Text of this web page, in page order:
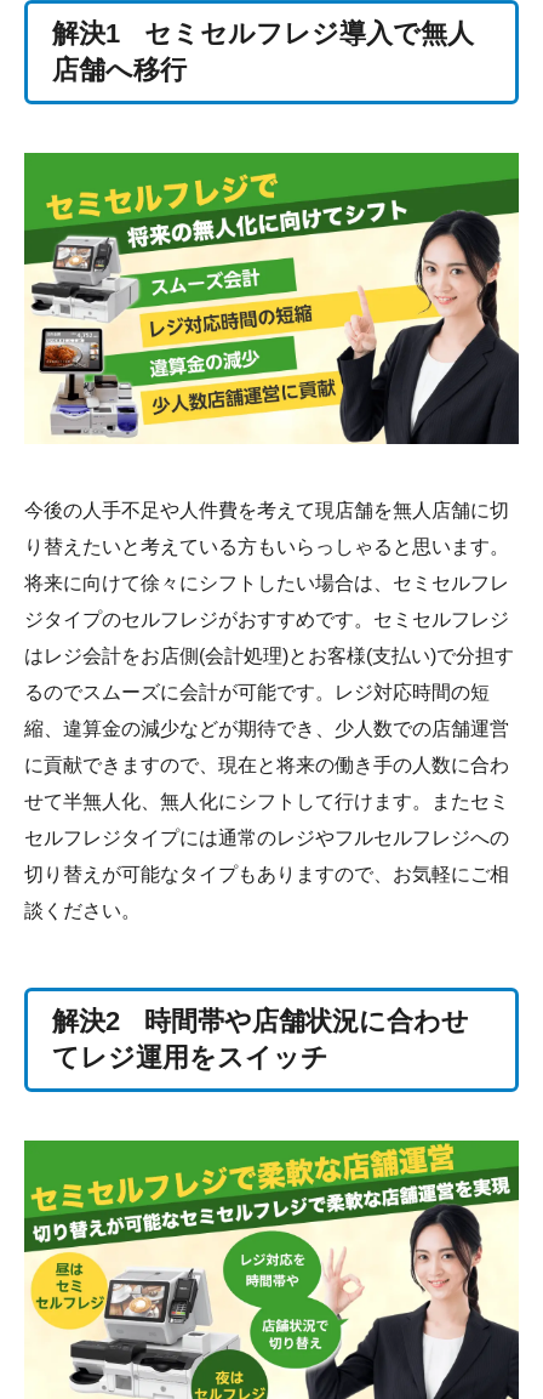
解決1
セミセルフレジ導入で無人
店舗へ移行
今後の人手不足や人件費を考えて現店舗を無人店舗に切
り替えたいと考えている方もいらっしゃると思います。
将来に向けて徐々にシフトしたい場合は、セミセルフレ
ジタイプのセルフレジがおすすめです。セミセルフレジ
はレジ会計をお店側(会計処理)とお客様(支払い)で分担す
るのでスムーズに会計が可能です。レジ対応時間の短
縮、違算金の減少などが期待でき、少人数での店舗運営
に貢献できますので、現在と将来の働き手の人数に合わ
せて半無人化、無人化にシフトして行けます。またセミ
セルフレジタイプには通常のレジやフルセルフレジへの
切り替えが可能なタイプもありますので、お気軽にご相
談ください。
解決2
時間帯や店舗状況に合わせ
てレジ運用をスイッチ